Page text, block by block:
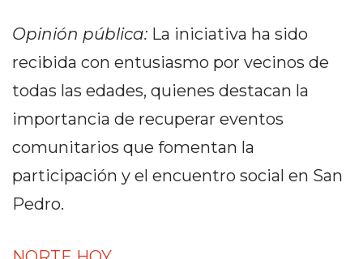
NOTICIAS
ROJAS
VIRTUAL
DE
ARRECIFES
NOTICIAS
Opinión pública: La iniciativa ha sido
recibida con entusiasmo por vecinos de
todas las edades, quienes destacan la
importancia de recuperar eventos
comunitarios que fomentan la
participación y el encuentro social en San
Pedro.